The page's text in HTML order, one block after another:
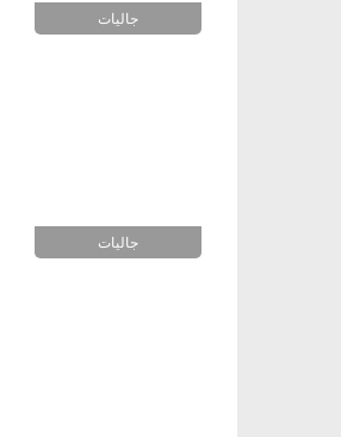
جاليات
جاليات